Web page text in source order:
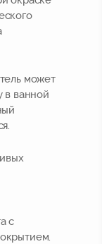
может
в ванной
с